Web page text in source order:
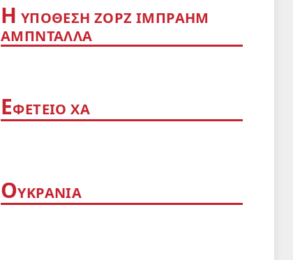
Η YΠΟΘΕΣΗ ΖΟΡΖ ΙΜΠΡΑΗΜ
ΑΜΠΝΤΑΛΛΑ
ΕΦΕΤΕΙΟ ΧΑ
ΟΥΚΡΑΝΙΑ